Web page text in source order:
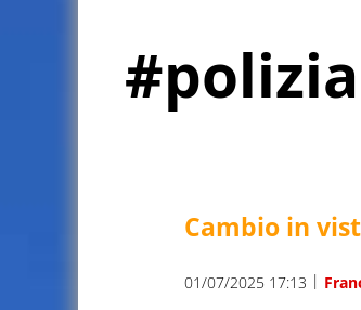
Cambio in
01/07/2025 17:13 |